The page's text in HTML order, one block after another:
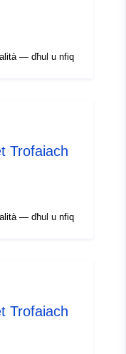
— dħul u nfiq
Trofaiach
— dħul u nfiq
Trofaiach